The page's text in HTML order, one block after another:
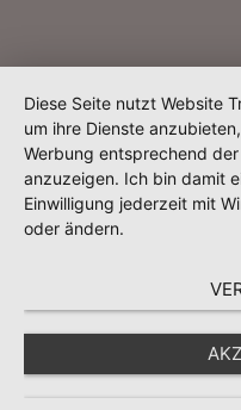
Diese Seite nutzt Website
um ihre Dienste
Werbung entsprechend
anzuzeigen. Ich bin damit
Einwilligung jederzeit mit
oder ändern.